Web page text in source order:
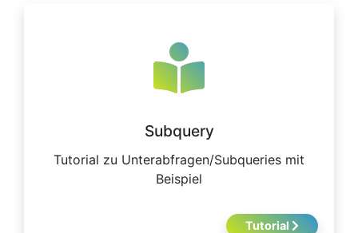
Subquery
Tutorial zu Unterabfragen/Subqueries mit
Beispiel
Tutorial